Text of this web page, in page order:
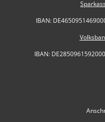
IBAN:
IBAN: